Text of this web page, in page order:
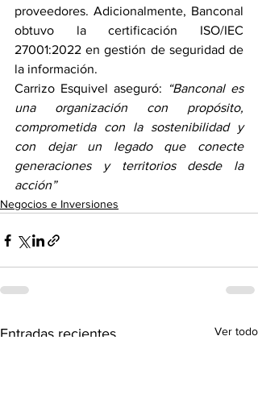
proveedores. Adicionalmente, Banconal
obtuvo la certificación ISO/IEC
27001:2022 en gestión de seguridad de
la información.
Carrizo Esquivel aseguró:
“Banconal es
una organización con propósito,
comprometida con la sostenibilidad y
con dejar un legado que conecte
generaciones y territorios desde la
acción”
Negocios e Inversiones
Entradas recientes Ver todo